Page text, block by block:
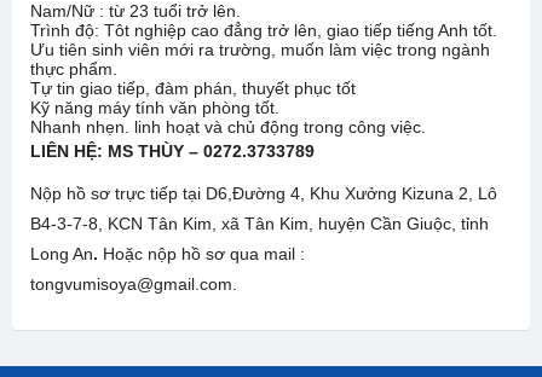
Nam/Nữ : từ 23 tuổi trở lên.
Trình độ: Tôt nghiệp cao đẳng trở lên, giao tiếp tiếng Anh tốt.
Ưu tiên sinh viên mới ra trường, muốn làm việc trong ngành
thực phẩm.
Tự tin giao tiếp, đàm phán, thuyết phục tốt
Kỹ năng máy tính văn phòng tốt.
Nhanh nhẹn. linh hoạt và chủ động trong công việc.
LIÊN HỆ: MS THÙY – 0272.3733789
Nộp hồ sơ trực tiếp tại D6,Đường 4, Khu Xưởng Kizuna 2, Lô
B4-3-7-8, KCN Tân Kim, xã Tân Kim, huyện Cần Giuộc, tỉnh
Long An. Hoặc nộp hồ sơ qua mail :
tongvumisoya@gmail.com.